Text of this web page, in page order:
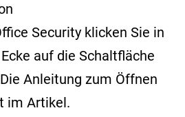
Security klicken Sie in
auf die Schaltfläche
Anleitung zum Öffnen
im Artikel.